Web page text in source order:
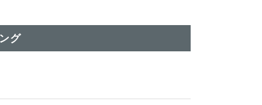
グ